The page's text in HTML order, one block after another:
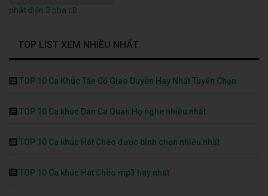
phát điện 3 pha cũ
TOP LIST XEM NHIỀU NHẤT
TOP 10 Ca Khúc Tân Cổ Giao Duyên Hay Nhất Tuyển Chọn
TOP 10 Ca khúc Dân Ca Quan Họ nghe nhiều nhất
TOP 10 Ca khúc Hát Chèo được bình chọn nhiều nhất
TOP 10 Ca khúc Hát Chèo mp3 hay nhất